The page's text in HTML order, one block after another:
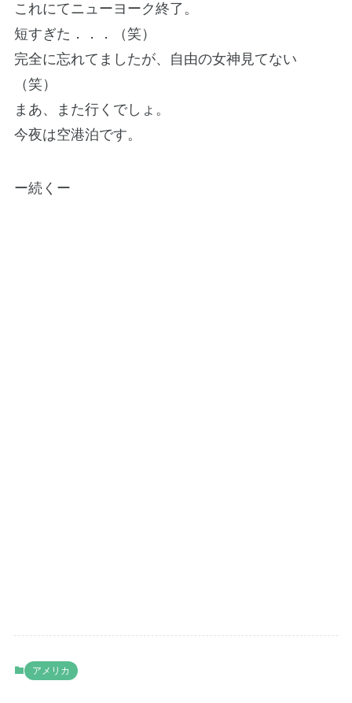
これにてニューヨーク終了。
短すぎた．．．（笑）
完全に忘れてましたが、自由の女神見てない
（笑）
まあ、また行くでしょ。
今夜は空港泊です。
ー続くー
アメリカ